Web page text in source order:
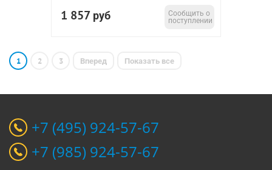
1 857 руб
Сообщить о
поступлении
1 2 3 Вперед Показать все
+7 (495) 924-57-67
+7 (985) 924-57-67